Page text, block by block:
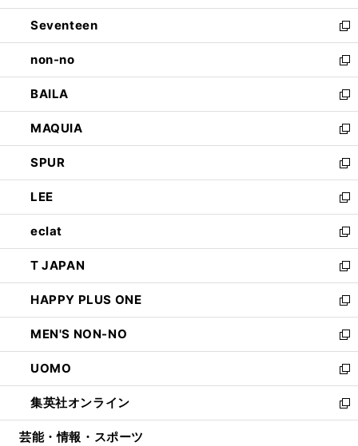
開
く
ウ
で
開
く
ン
ド
ウ
で
開
く
Seventeen
新
し
い
ウ
ィ
ン
ド
ウ
で
開
く
non-no
新
し
い
ウ
ィ
ン
ド
ウ
で
開
く
BAILA
新
し
い
ウ
ィ
ン
ド
ウ
で
開
く
MAQUIA
新
し
い
ウ
ィ
ン
ド
ウ
で
開
く
SPUR
新
し
い
ウ
ィ
ン
ド
ウ
で
開
く
LEE
新
し
い
ウ
ィ
ン
ド
ウ
で
開
く
eclat
新
し
い
ウ
ィ
ン
ド
ウ
で
開
く
T JAPAN
新
し
い
ウ
ィ
ン
ド
ウ
で
開
HAPPY PLUS ONE
新
し
い
ウ
ィ
ン
ド
ウ
MEN'S NON-NO
新
し
い
ウ
ィ
ン
UOMO
新
し
い
ウ
集英社オンライン
新
し
芸能・情報・スポーツ